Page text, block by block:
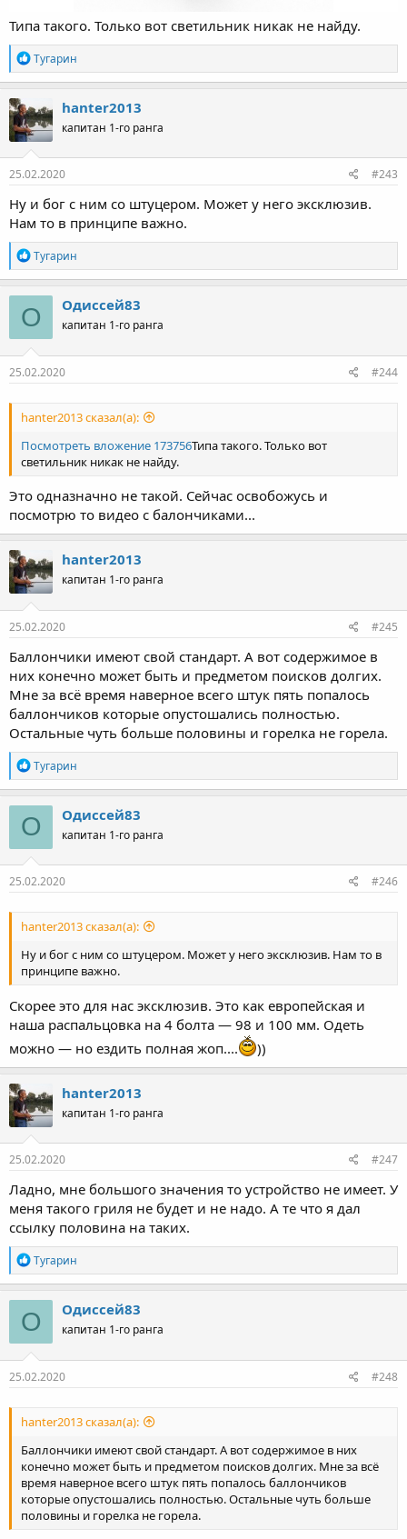
Типа такого. Только вот светильник никак не найду.
Р
е
а
ц
и
и
:
Тугарин
hanter2013
капитан 1-го ранга
25.02.2020 #243
Ну и бог с ним со штуцером. Может у него эксклюзив.
Нам то в принципе важно.
Р
е
а
к
ц
и
и
:
Тугарин
О Одиссей83
капитан 1-го ранга
25.02.2020 #244
hanter2013 сказал(а):
Посмотреть вложение 173756Типа такого. Только вот
светильник никак не найду.
Это одназначно не такой. Сейчас освобожусь и
посмотрю то видео с балончиками...
hanter2013
капитан 1-го ранга
25.02.2020 #245
Баллончики имеют свой стандарт. А вот содержимое в
них конечно может быть и предметом поисков долгих.
Мне за всё время наверное всего штук пять попалось
баллончиков которые опустошались полностью.
Остальные чуть больше половины и горелка не горела.
Р
е
а
к
ц
и
и
:
Тугарин
О Одиссей83
капитан 1-го ранга
25.02.2020 #246
hanter2013 сказал(а):
Ну и бог с ним со штуцером. Может у него эксклюзив. Нам то в
принципе важно.
Скорее это для нас эксклюзив. Это как европейская и
наша распальцовка на 4 болта — 98 и 100 мм. Одеть
можно — но ездить полная жоп....
))
hanter2013
капитан 1-го ранга
25.02.2020 #247
Ладно, мне большого значения то устройство не имеет. У
меня такого гриля не будет и не надо. А те что я дал
ссылку половина на таких.
Р
е
а
к
ц
и
и
:
Тугарин
О Одиссей83
капитан 1-го ранга
25.02.2020 #248
hanter2013 сказал(а):
Баллончики имеют свой стандарт. А вот содержимое в них
конечно может быть и предметом поисков долгих. Мне за всё
время наверное всего штук пять попалось баллончиков
которые опустошались полностью. Остальные чуть больше
половины и горелка не горела.